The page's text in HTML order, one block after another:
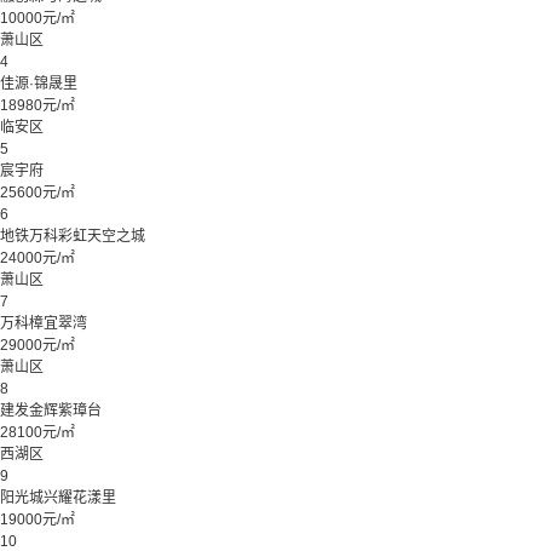
10000元/㎡
萧山区
4
佳源·锦晟里
18980元/㎡
临安区
5
宸宇府
25600元/㎡
6
地铁万科彩虹天空之城
24000元/㎡
萧山区
7
万科樟宜翠湾
29000元/㎡
萧山区
8
建发金辉紫璋台
28100元/㎡
西湖区
9
阳光城兴耀花漾里
19000元/㎡
10